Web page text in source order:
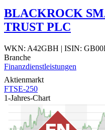
BLACKROCK
TRUST PLC
WKN: A42GBH | ISIN:
Branche
Finanzdienstleistungen
Aktienmarkt
FTSE-250
1-Jahres-Chart